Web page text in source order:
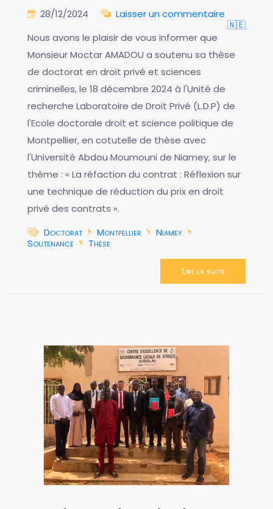
28/12/2024
Laisser un commentaire
🇳🇪
Nous avons le plaisir de vous informer que
Monsieur Moctar AMADOU a soutenu sa thèse
de doctorat en droit privé et sciences
criminelles, le 18 décembre 2024 à l'Unité de
recherche Laboratoire de Droit Privé (L.D.P) de
l'Ecole doctorale droit et science politique de
Montpellier, en cotutelle de thèse avec
l'Université Abdou Moumouni de Niamey, sur le
thème : « La réfaction du contrat : Réflexion sur
une technique de réduction du prix en droit
privé des contrats ».
Doctorat
Montpellier
Niamey
Soutenance
Thèse
Lire la suite